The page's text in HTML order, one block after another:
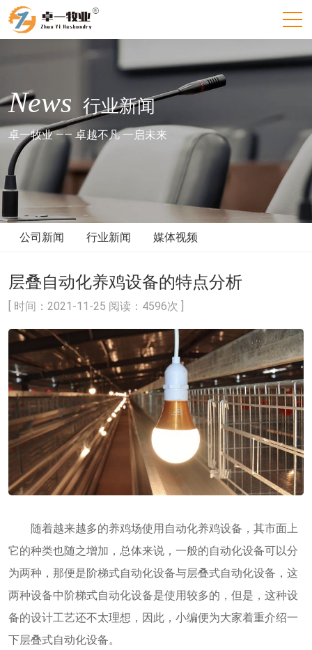
News 行业新闻
卓一牧业 —— 卓越不凡 一启未来
公司新闻 行业新闻 媒体视频
层叠自动化养鸡设备的特点分析
[ 时间：2021-11-25 阅读：4596次 ]
随着越来越多的养鸡场使用自动化养鸡设备，其市面上
它的种类也随之增加，总体来说，一般的自动化设备可以分
为两种，那便是阶梯式自动化设备与层叠式自动化设备，这
两种设备中阶梯式自动化设备是使用较多的，但是，这种设
备的设计工艺还不太理想，因此，小编便为大家着重介绍一
下层叠式自动化设备。